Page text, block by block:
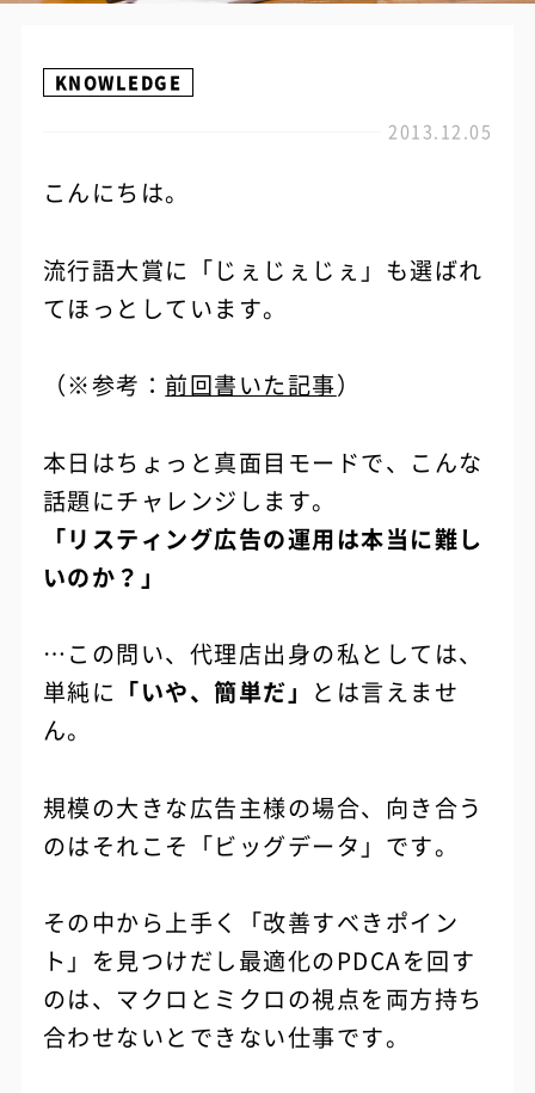
KNOWLEDGE
2013.12.05
こんにちは。
流行語大賞に「じぇじぇじぇ」も選ばれ
てほっとしています。
（※参考： 前回書いた記事）
本日はちょっと真面目モードで、こんな
話題にチャレンジします。
「リスティング広告の運用は本当に難し
いのか？」
…この問い、代理店出身の私としては、
単純に 「いや、簡単だ」 とは言えませ
ん。
規模の大きな広告主様の場合、向き合う
のはそれこそ「ビッグデータ」です。
その中から上手く「改善すべきポイン
ト」を見つけだし最適化のPDCAを回す
のは、マクロとミクロの視点を両方持ち
合わせないとできない仕事です。